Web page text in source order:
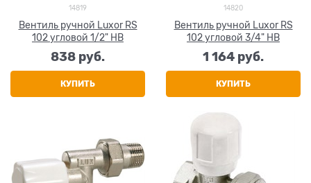
14819
Вентиль ручной Luxor RS
102 угловой 1/2" НВ
838 руб.
КУПИТЬ
14820
Вентиль ручной Luxor RS
102 угловой 3/4" НВ
1 164 руб.
КУПИТЬ